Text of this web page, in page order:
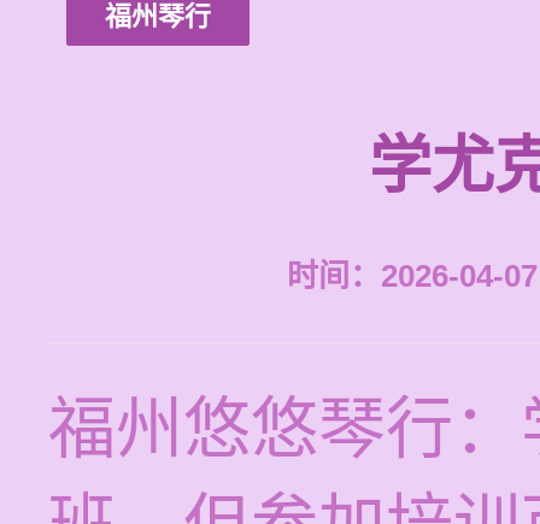
福州琴行
学尤
时间：2026-04-
福州悠悠琴行